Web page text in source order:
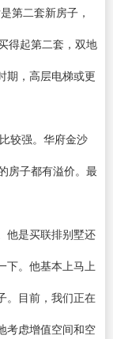
第二套新房子，
得起第二套，双地
期，高层电梯或更
较强。华府金沙
房子都有溢价。最
他是买联排别墅还
下。他基本上马上
。目前，我们正在
考虑增值空间和空